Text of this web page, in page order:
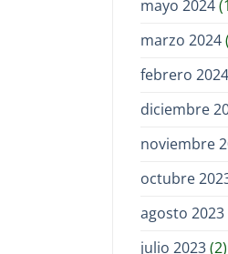
mayo 2024
marzo 2024
febrero 2024
diciembre
noviembre
octubre
agosto 2023
julio 2023(2)